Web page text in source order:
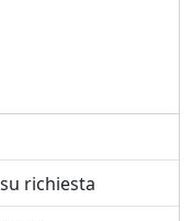
richiesta